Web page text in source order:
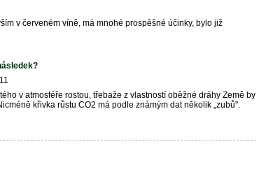
v červeném víně, má mnohé prospěšné účinky, bylo již
v atmosféře rostou, třebaže z vlastností oběžné dráhy Země by
křivka růstu CO2 má podle známým dat několik „zubů".